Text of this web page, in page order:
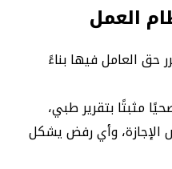
حق العامل فيها بناءً
مثبتًا بتقرير طبي،
وأي رفض يشكل